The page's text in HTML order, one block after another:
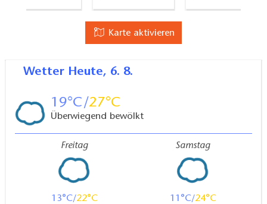
Handläufe an allen Treppen
Karte aktivieren
Wetter Heute, 6. 8.
19 27
Überwiegend bewölkt
Freitag
13 22
Samstag
11 24